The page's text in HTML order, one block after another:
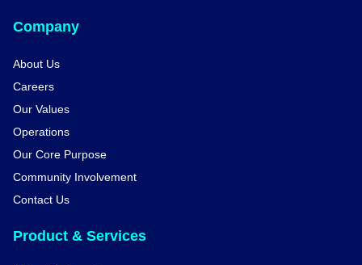
Company
About Us
Careers
Our Values
Operations
Our Core Purpose
Community Involvement
Contact Us
Product & Services